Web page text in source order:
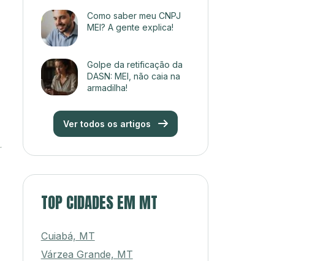
.
Como saber meu CNPJ
MEI? A gente explica!
Golpe da retificação da
DASN: MEI, não caia na
armadilha!
Ver todos os artigos
TOP CIDADES EM MT
Cuiabá, MT
Várzea Grande, MT